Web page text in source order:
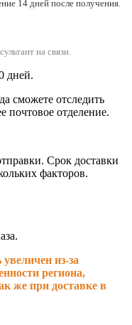
14 дней после получения.
на связи.
дней.
сможете отследить
почтовое отделение.
Срок доставки
факторов.
из-за
региона,
же при доставке в